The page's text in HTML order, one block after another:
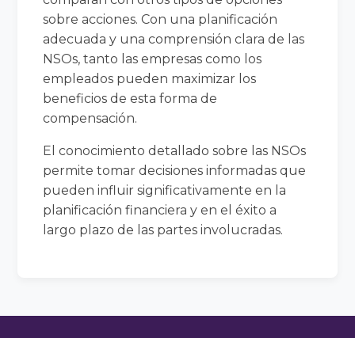
sobre acciones. Con una planificación
adecuada y una comprensión clara de las
NSOs, tanto las empresas como los
empleados pueden maximizar los
beneficios de esta forma de
compensación.
El conocimiento detallado sobre las NSOs
permite tomar decisiones informadas que
pueden influir significativamente en la
planificación financiera y en el éxito a
largo plazo de las partes involucradas.